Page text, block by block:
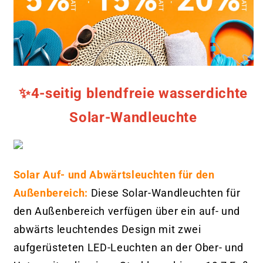
✨4-seitig blendfreie wasserdichte
Solar-Wandleuchte
Solar Auf- und Abwärtsleuchten für den
Außenbereich: Diese Solar-Wandleuchten für
den Außenbereich verfügen über ein auf- und
abwärts leuchtendes Design mit zwei
aufgerüsteten LED-Leuchten an der Ober- und